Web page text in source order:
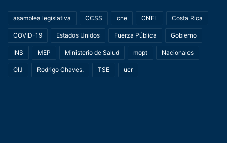
asamblea legislativa CCSS cne CNFL Costa Rica
COVID-19 Estados Unidos Fuerza Pública Gobierno
INS MEP Ministerio de Salud mopt Nacionales
OIJ Rodrigo Chaves. TSE ucr